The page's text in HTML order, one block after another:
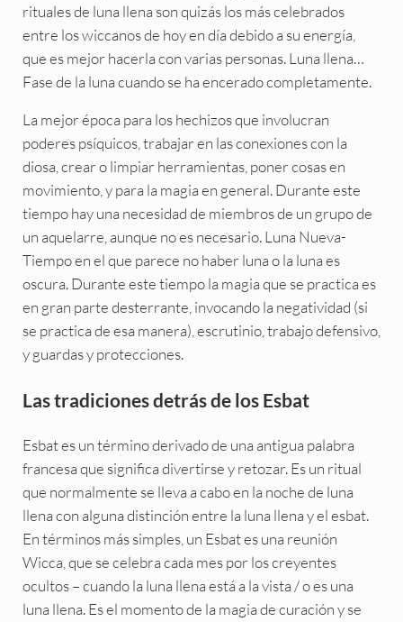
rituales de luna llena son quizás los más celebrados
entre los wiccanos de hoy en día debido a su energía,
que es mejor hacerla con varias personas. Luna llena…
Fase de la luna cuando se ha encerado completamente.
La mejor época para los hechizos que involucran
poderes psíquicos, trabajar en las conexiones con la
diosa, crear o limpiar herramientas, poner cosas en
movimiento, y para la magia en general. Durante este
tiempo hay una necesidad de miembros de un grupo de
un aquelarre, aunque no es necesario. Luna Nueva-
Tiempo en el que parece no haber luna o la luna es
oscura. Durante este tiempo la magia que se practica es
en gran parte desterrante, invocando la negatividad (si
se practica de esa manera), escrutinio, trabajo defensivo,
y guardas y protecciones.
Las tradiciones detrás de los Esbat
Esbat es un término derivado de una antigua palabra
francesa que significa divertirse y retozar. Es un ritual
que normalmente se lleva a cabo en la noche de luna
llena con alguna distinción entre la luna llena y el esbat.
En términos más simples, un Esbat es una reunión
Wicca, que se celebra cada mes por los creyentes
ocultos – cuando la luna llena está a la vista / o es una
luna llena. Es el momento de la magia de curación y se